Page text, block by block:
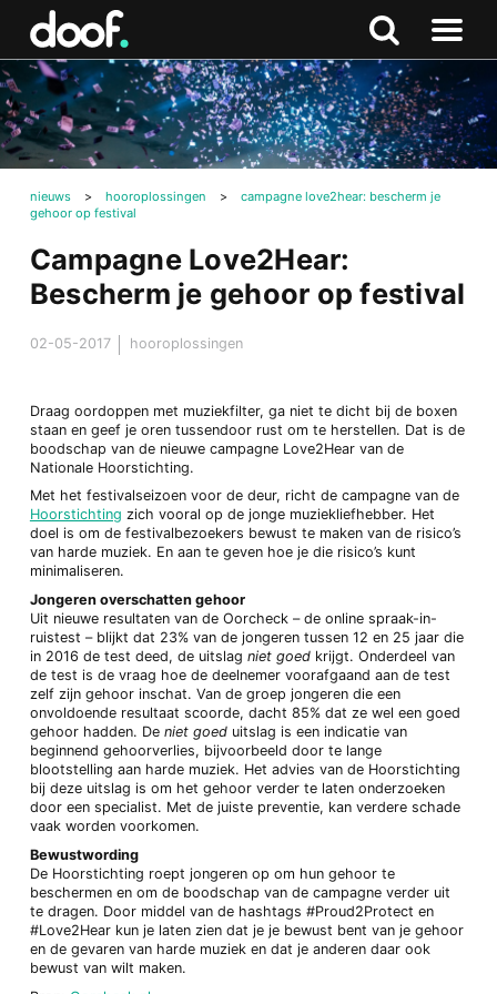
Zoeken
Naar
menu
nieuws > hooroplossingen >
campagne love2hear: bescherm je
gehoor op festival
Campagne Love2Hear:
Bescherm je gehoor op festival
02-05-2017 hooroplossingen
Draag oordoppen met muziekfilter, ga niet te dicht bij de boxen
staan en geef je oren tussendoor rust om te herstellen. Dat is de
boodschap van de nieuwe campagne Love2Hear van de
Nationale Hoorstichting.
Met het festivalseizoen voor de deur, richt de campagne van de
Hoorstichting zich vooral op de jonge muziekliefhebber. Het
doel is om de festivalbezoekers bewust te maken van de risico’s
van harde muziek. En aan te geven hoe je die risico’s kunt
minimaliseren.
Jongeren overschatten gehoor
Uit nieuwe resultaten van de Oorcheck – de online spraak-in-
ruistest – blijkt dat 23% van de jongeren tussen 12 en 25 jaar die
in 2016 de test deed, de uitslag niet goedkrijgt. Onderdeel van
de test is de vraag hoe de deelnemer voorafgaand aan de test
zelf zijn gehoor inschat. Van de groep jongeren die een
onvoldoende resultaat scoorde, dacht 85% dat ze wel een goed
gehoor hadden. De niet goeduitslag is een indicatie van
beginnend gehoorverlies, bijvoorbeeld door te lange
blootstelling aan harde muziek. Het advies van de Hoorstichting
bij deze uitslag is om het gehoor verder te laten onderzoeken
door een specialist. Met de juiste preventie, kan verdere schade
vaak worden voorkomen.
Bewustwording
De Hoorstichting roept jongeren op om hun gehoor te
beschermen en om de boodschap van de campagne verder uit
te dragen. Door middel van de hashtags #Proud2Protect en
#Love2Hear kun je laten zien dat je je bewust bent van je gehoor
en de gevaren van harde muziek en dat je anderen daar ook
bewust van wilt maken.
Doof.nl
Zoeken
boven